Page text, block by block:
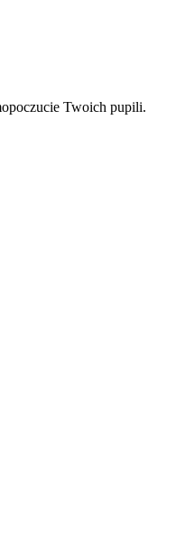
Twoich pupili.